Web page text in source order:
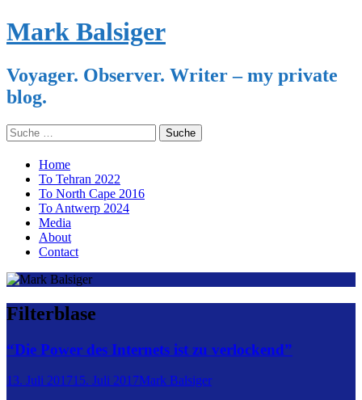
Mark Balsiger
Voyager. Observer. Writer – my private
blog.
Search
for:
Skip
content
Home
To Tehran 2022
To North Cape 2016
To Antwerp 2024
Media
About
Contact
Filterblase
“Die Power des Internets ist zu verlockend”
13. Juli 201715. Juli 2017Mark Balsiger